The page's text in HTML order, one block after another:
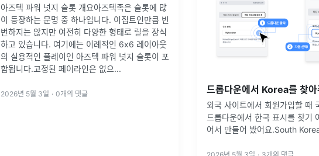
아즈텍 파워 넛지 슬롯 개요아즈텍족은 슬롯에 많
이 등장하는 문명 중 하나입니다. 이집트인만큼 빈
번하지는 않지만 여전히 다양한 형태로 릴을 장식
하고 있습니다. 여기에는 이례적인 6x6 레이아웃
의 실용적인 플레이인 아즈텍 파워 넛지 슬롯이 포
함됩니다.고정된 페이라인은 없으...
2026년 5월 3일 · 0개의 댓글
외국 사이트에서 회원가입할 때
드롭다운에서 한국 표시를 찾기
어서 만들어 봤어요.South
한 선택지가 있어서 한 번에 찾기